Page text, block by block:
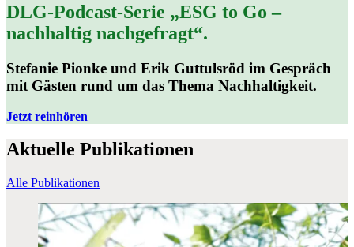
DLG-Podcast-Serie „ESG to Go –
nachhaltig nachgefragt“.
Stefanie Pionke und Erik Guttulsröd im Gespräch
mit Gästen rund um das Thema Nachhaltigkeit.
Jetzt reinhören
Aktuelle Publikationen
Alle Publikationen